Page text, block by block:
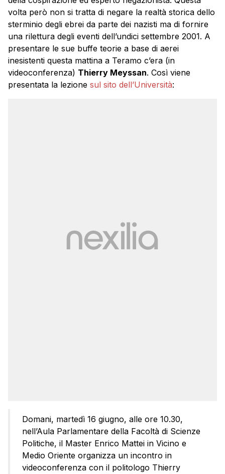
volta però non si tratta di negare la realtà storica dello
sterminio degli ebrei da parte dei nazisti ma di fornire
una rilettura degli eventi dell’undici settembre 2001. A
presentare le sue buffe teorie a base di aerei
inesistenti questa mattina a Teramo c’era (in
videoconferenza) Thierry Meyssan. Così viene
presentata la lezione sul sito dell’Università:
Domani, martedì 16 giugno, alle ore 10.30,
nell’Aula Parlamentare della Facoltà di Scienze
Politiche, il Master Enrico Mattei in Vicino e
Medio Oriente organizza un incontro in
videoconferenza con il politologo Thierry